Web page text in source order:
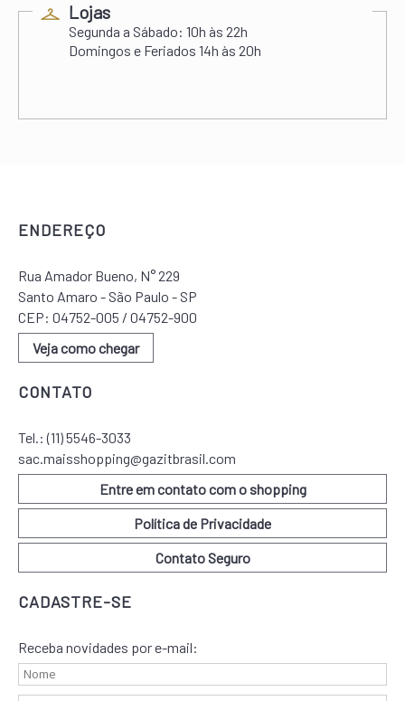
Lojas
Segunda a Sábado: 10h às 22h
Domingos e Feriados 14h às 20h
ENDEREÇO
Rua Amador Bueno, N° 229
Santo Amaro - São Paulo - SP
CEP: 04752-005 / 04752-900
Veja como chegar
CONTATO
Tel.:(11) 5546-3033
sac.maisshopping@gazitbrasil.com
Entre em contato com o shopping
Política de Privacidade
Contato Seguro
CADASTRE-SE
Receba novidades por e-mail: